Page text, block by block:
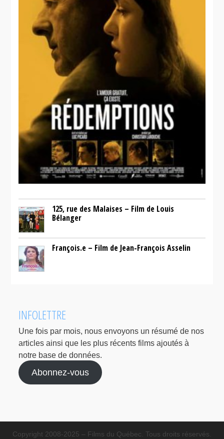
125, rue des Malaises – Film de Louis
Bélanger
François.e – Film de Jean-François Asselin
INFOLETTRE
Une fois par mois, nous envoyons un résumé de nos
articles ainsi que les plus récents films ajoutés à
notre base de données.
Abonnez-vous
Copyright 2008-2025 – Films du Québec. Tous droits réservés.